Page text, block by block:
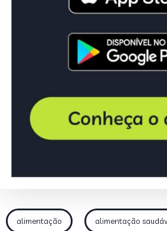
alimentação alimentação